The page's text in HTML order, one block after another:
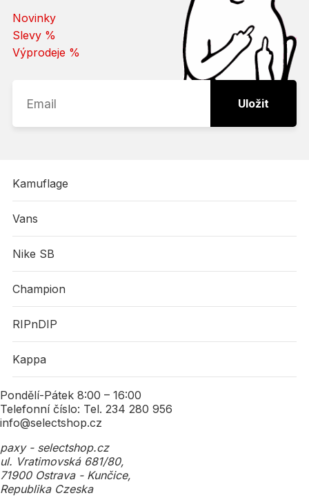
Novinky
Slevy %
Výprodeje %
Uložit
Kamuflage
Vans
Nike SB
Champion
RIPnDIP
Kappa
Pondělí-Pátek 8:00 – 16:00
Telefonní číslo: Tel. 234 280 956
info@selectshop.cz
paxy - selectshop.cz
ul. Vratimovská 681/80,
71900 Ostrava - Kunčice,
Republika Czeska